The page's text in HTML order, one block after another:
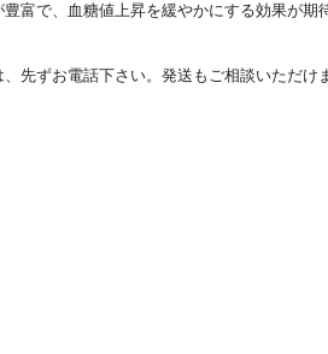
富で、血糖値上昇を緩やかにする効果が期
先ずお電話下さい。発送もご相談いただけ